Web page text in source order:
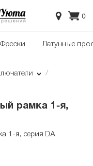
0
Латунные
рамка 1-я,